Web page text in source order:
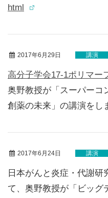
html
2017年6月29日 講演
高分子学会17-1ポリマー
奥野教授が「スーパーコ
創薬の未来」の講演をし
2017年6月24日 講演
日本がんと炎症・代謝
て、奥野教授が「ビッグ